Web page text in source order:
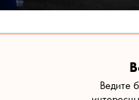
Ведите